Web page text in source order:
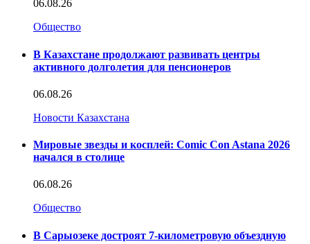
06.08.26
Общество
В Казахстане продолжают развивать центры
активного долголетия для пенсионеров
06.08.26
Новости Казахстана
Мировые звезды и косплей: Comic Con Astana 2026
начался в столице
06.08.26
Общество
В Сарыозеке достроят 7-километровую объездную